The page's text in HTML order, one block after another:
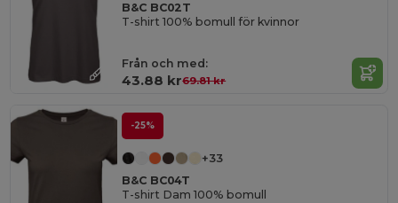
B&C BC02T
T-shirt 100% bomull för kvinnor
Från och med:
43.88 kr69.81 kr
-25%
+33
B&C BC04T
T-shirt Dam 100% bomull